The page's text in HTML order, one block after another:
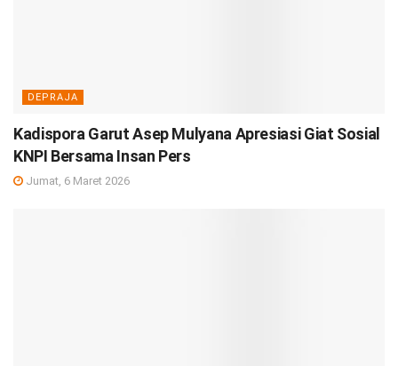
DEPRAJA
Kadispora Garut Asep Mulyana Apresiasi Giat Sosial
KNPI Bersama Insan Pers
Jumat, 6 Maret 2026